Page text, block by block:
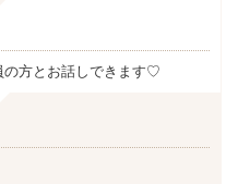
の方とお話しできます♡